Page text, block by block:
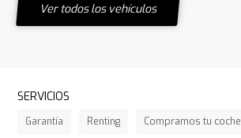
Ver todos los vehículos
SERVICIOS
Garantía Renting Compramos tu coche